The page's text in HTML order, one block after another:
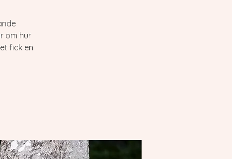
om hur
fick en